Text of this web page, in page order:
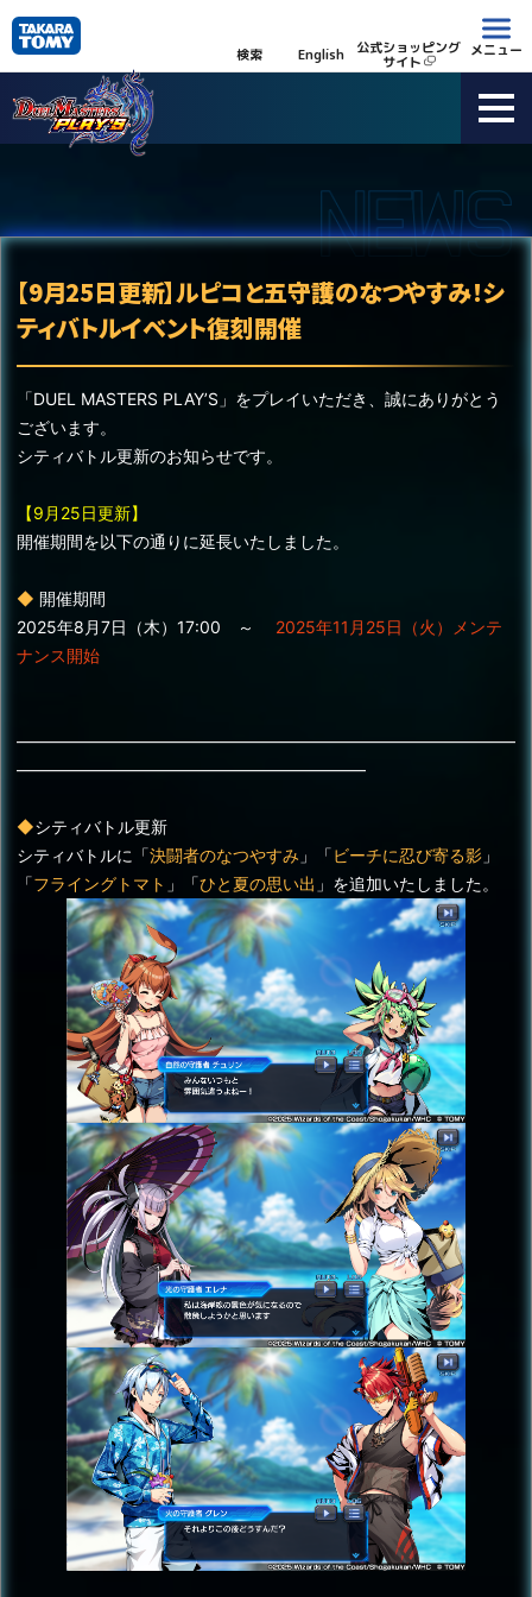
検索 English 公式ショッピング
サイト
メニュー
【9月25日更新】ルピコと五守護のなつやすみ！シ
ティバトルイベント復刻開催
「DUEL MASTERS PLAY’S」をプレイいただき、誠にありがとう
ございます。
シティバトル更新のお知らせです。
【9月25日更新】
開催期間を以下の通りに延長いたしました。
◆ 開催期間
2025年8月7日（木）17:00 ～ 2025年11月25日（火）メンテ
ナンス開始
——————————————————————————————
—————————————————————
◆シティバトル更新
シティバトルに「決闘者のなつやすみ 」「ビーチに忍び寄る影 」
「フライングトマト 」「ひと夏の思い出 」を追加いたしました。